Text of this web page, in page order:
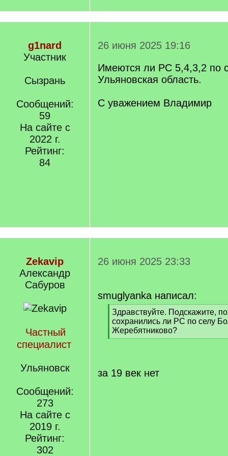
g1nard
Участник
Сызрань
Сообщений:
59
На сайте с
2022 г.
Рейтинг:
84
26 июня 2025 19:16
Имеются ли РС 5,4,3,2 по
Ульяновская область.
С уважением Владимир
Zekavip
Александр
Сабуров
Частный
специалист
Ульяновск
Сообщений:
273
На сайте с
2019 г.
Рейтинг:
302
26 июня 2025 23:33
smuglyanka написал:
[
q
]
Здравствуйте. Подскажите,
сохранились ли РС по селу
Жеребятниково?
[
за 19 век нет